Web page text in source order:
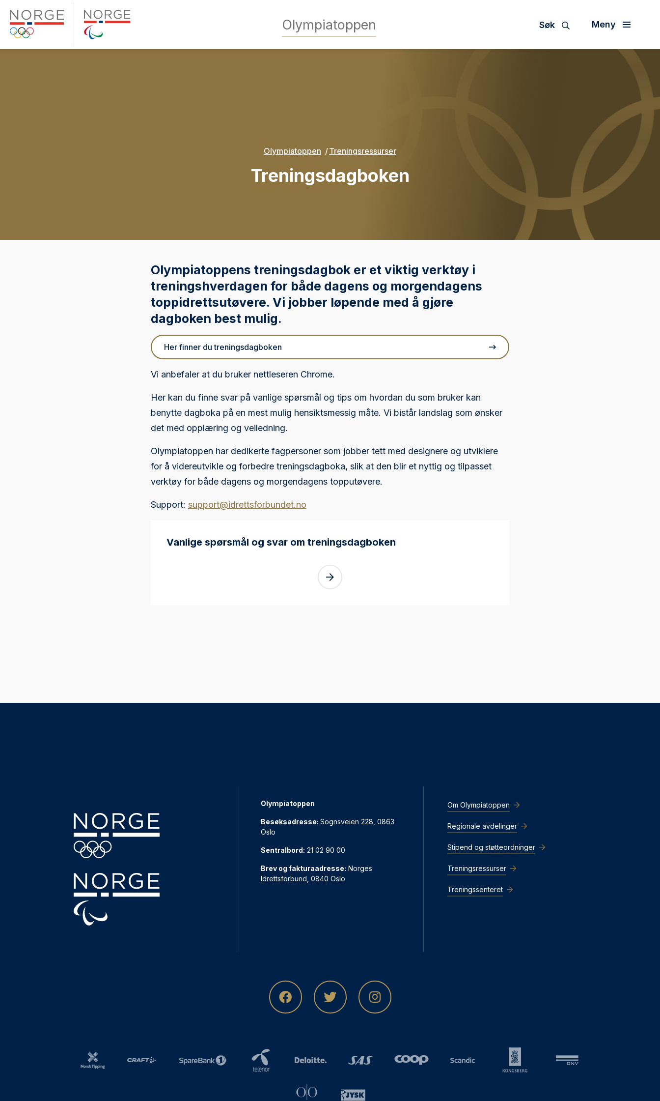
Olympiatoppen Søk Meny
Olympiatoppen Treningsressurser
Treningsdagboken
Olympiatoppens treningsdagbok er et viktig verktøy i
treningshverdagen for både dagens og morgendagens
toppidrettsutøvere. Vi jobber løpende med å gjøre
dagboken best mulig.
Her finner du treningsdagboken
Vi anbefaler at du bruker nettleseren Chrome.
Her kan du finne svar på vanlige spørsmål og tips om hvordan du som bruker kan
benytte dagboka på en mest mulig hensiktsmessig måte. Vi bistår landslag som ønsker
det med opplæring og veiledning.
Olympiatoppen har dedikerte fagpersoner som jobber tett med designere og utviklere
for å videreutvikle og forbedre treningsdagboka, slik at den blir et nyttig og tilpasset
verktøy for både dagens og morgendagens topputøvere.
Support: support@idrettsforbundet.no
Vanlige spørsmål og svar om treningsdagboken
Om Olympiatoppen
Regionale avdelinger
Stipend og støtteordninger
Treningsressurser
Treningssenteret
Olympiatoppen
Besøksadresse: Sognsveien 228, 0863
Oslo
Sentralbord: 21 02 90 00
Brev og fakturaadresse: Norges
Idrettsforbund, 0840 Oslo